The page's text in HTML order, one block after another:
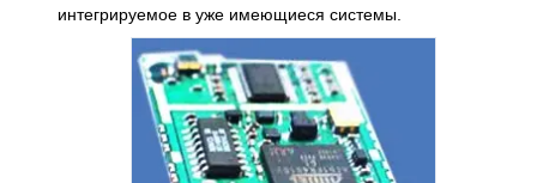
интегрируемое в уже имеющиеся системы.